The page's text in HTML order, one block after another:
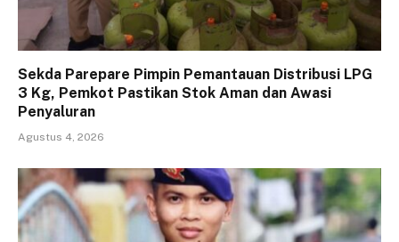
Sekda Parepare Pimpin Pemantauan Distribusi LPG
3 Kg, Pemkot Pastikan Stok Aman dan Awasi
Penyaluran
Agustus 4, 2026